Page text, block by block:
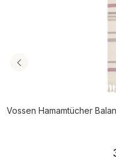
Vossen Hamamtücher